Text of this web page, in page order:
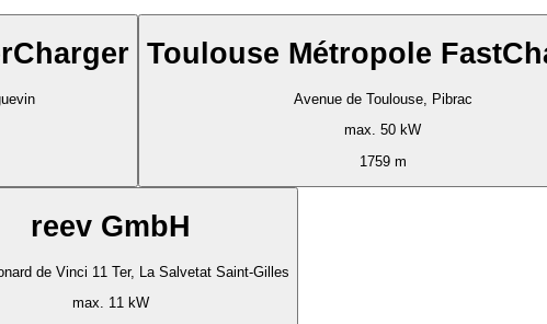
Toulouse Métropole
Avenue de Toulouse, Pibrac
max. 50 kW
1759 m
reev GmbH
de Vinci 11 Ter, La Salvetat Saint-Gilles
max. 11 kW